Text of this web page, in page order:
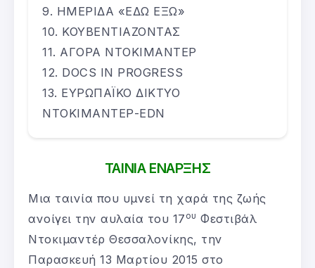
ΗΜΕΡΙΔΑ «ΕΔΩ ΕΞΩ»
ΚΟΥΒΕΝΤΙΑΖΟΝΤΑΣ
ΑΓΟΡΑ ΝΤΟΚΙΜΑΝΤΕΡ
DOCS IN PROGRESS
ΕΥΡΩΠΑΪΚΟ ΔΙΚΤΥΟ
ΝΤΟΚΙΜΑΝΤΕΡ-EDN
ΤΑΙΝΙΑ ΕΝΑΡΞΗΣ
Μια ταινία που υμνεί τη χαρά της ζωής
ανοίγει την αυλαία του 17 ου Φεστιβάλ
Ντοκιμαντέρ Θεσσαλονίκης, την
Παρασκευή 13 Μαρτίου 2015 στο